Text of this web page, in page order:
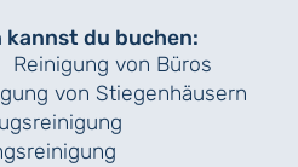
kannst du buchen:
Reinigung von Büros
von Stiegenhäusern